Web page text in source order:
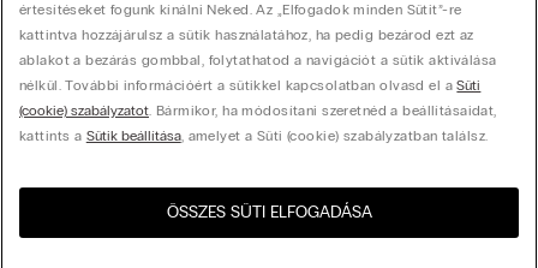
Válassza ki a méretet
Vállalat
© Calzedonia Hungary Kft., HU-1082, Budapest, Futó utca 47-53. Adószám: 25416433-
United States
értesítéseket fogunk kínálni Neked. Az „Elfogadok minden Sütit”-re
kattintva hozzájárulsz a sütik használatához, ha pedig bezárod ezt az
ablakot a bezárás gombbal, folytathatod a navigációt a sütik aktiválása
nélkül. További információért a sütikkel kapcsolatban olvasd el aSüti
(cookie) szabályzatot. Bármikor, ha módosítani szeretnéd a beállításaidat,
kattints a Sütik beállítása, amelyet a Süti (cookie) szabályzatban találsz.
ÖSSZES SÜTI ELFOGADÁSA